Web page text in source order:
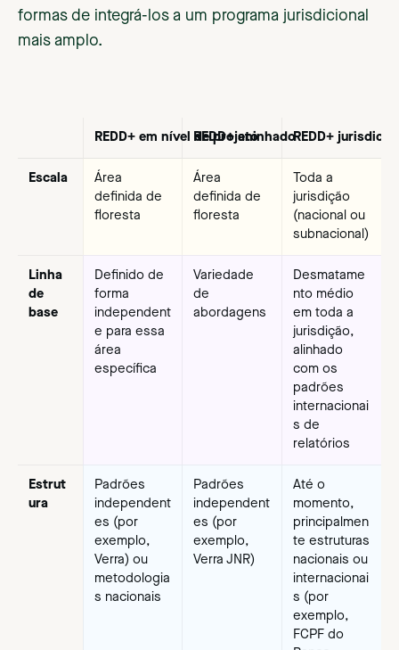
formas de integrá-los a um programa jurisdicional
mais amplo.
REDD+ em nível de projeto
REDD+ aninhadoREDD+
Escala
Área
definida de
floresta
Área
definida de
floresta
Toda a
jurisdição
(nacional ou
subnacional)
Linha
de
base
Definido de
forma
independent
e para essa
área
específica
Variedade
de
abordagens
Desmatame
nto médio
em toda a
jurisdição,
alinhado
com os
padrões
internacionai
s de
relatórios
Estrut
ura
Padrões
independent
es (por
exemplo,
Verra) ou
metodologia
s nacionais
Padrões
independent
es (por
exemplo,
Verra JNR)
Até o
momento,
principalmen
te estruturas
nacionais ou
internacionai
s (por
exemplo,
FCPF do